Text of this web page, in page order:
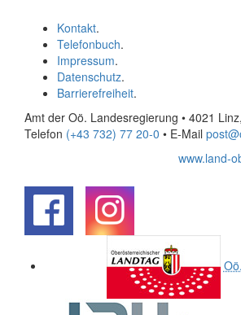
Kontakt.
Telefonbuch.
Impressum.
Datenschutz.
Barrierefreiheit.
Amt der Oö. Landesregierung • 4021
Telefon (+43 732) 77 20-0 • E-Mail
www.land-
Oö.